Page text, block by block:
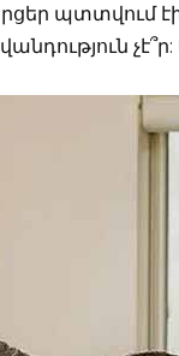
պտտվում